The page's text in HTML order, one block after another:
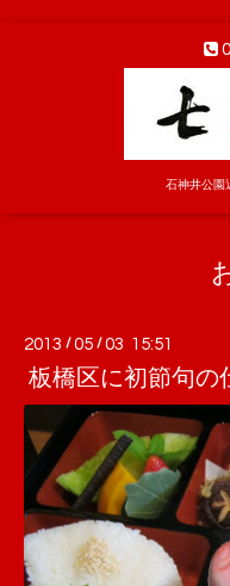
石神井公園
2013 /05 /03 15:51
板橋区に初節句の